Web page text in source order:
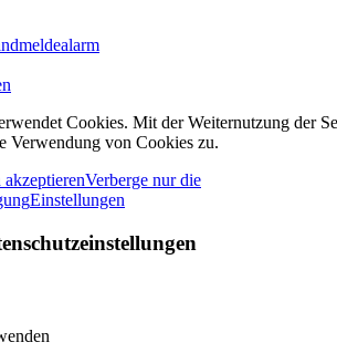
Cookies. Mit der Weiternutzung der
Verwendung von Cookies zu.
Verberge nur die
Einstellungen